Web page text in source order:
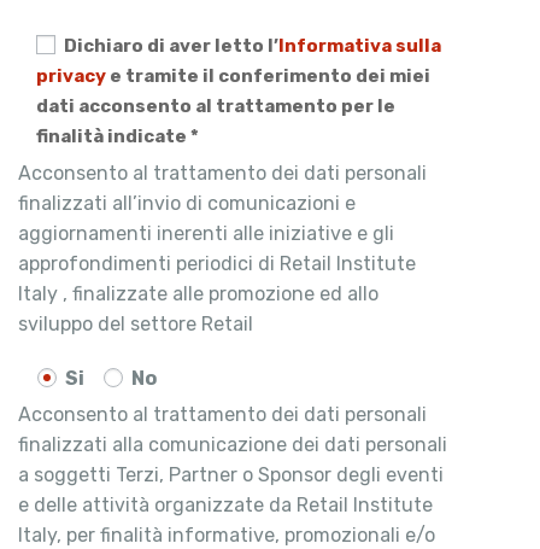
Dichiaro di aver letto l’Informativa sulla
privacy e tramite il conferimento dei miei
dati acconsento al trattamento per le
finalità indicate *
Acconsento al trattamento dei dati personali
finalizzati all’invio di comunicazioni e
aggiornamenti inerenti alle iniziative e gli
approfondimenti periodici di Retail Institute
Italy , finalizzate alle promozione ed allo
sviluppo del settore Retail
Si
No
Acconsento al trattamento dei dati personali
finalizzati alla comunicazione dei dati personali
a soggetti Terzi, Partner o Sponsor degli eventi
e delle attività organizzate da Retail Institute
Italy, per finalità informative, promozionali e/o